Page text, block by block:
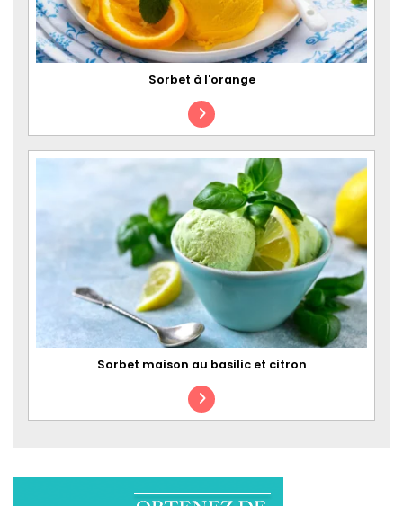
Sorbet à l'orange
Sorbet maison au basilic et citron